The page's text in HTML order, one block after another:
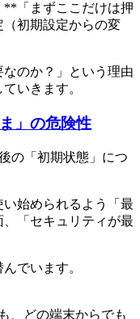
**「まずここだけは押
初期設定からの変
のか？」という理由
いきます。
」の危険性
の「初期状態」につ
始められるよう「最
「セキュリティが最
でいます。
、どの端末からでも